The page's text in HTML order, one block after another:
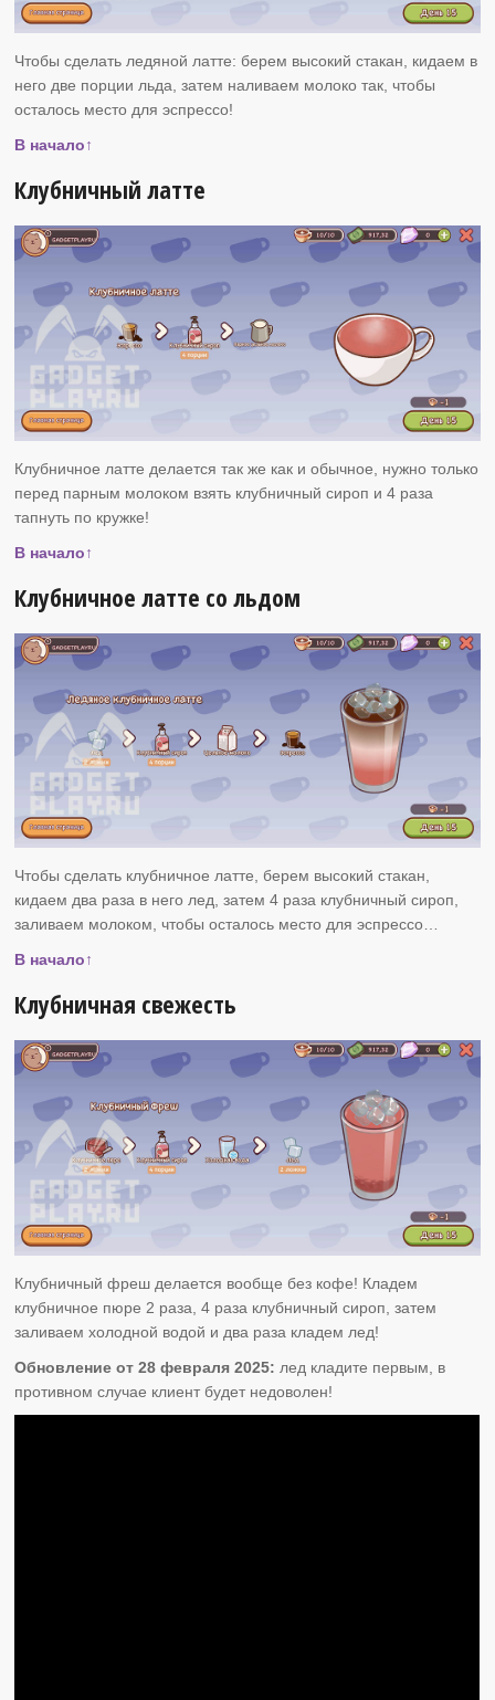
Чтобы сделать ледяной латте: берем высокий стакан, кидаем в
него две порции льда, затем наливаем молоко так, чтобы
осталось место для эспрессо!
В начало↑
Клубничный латте
Клубничное латте делается так же как и обычное, нужно только
перед парным молоком взять клубничный сироп и 4 раза
тапнуть по кружке!
В начало↑
Клубничное латте со льдом
Чтобы сделать клубничное латте, берем высокий стакан,
кидаем два раза в него лед, затем 4 раза клубничный сироп,
заливаем молоком, чтобы осталось место для эспрессо…
В начало↑
Клубничная свежесть
Клубничный фреш делается вообще без кофе! Кладем
клубничное пюре 2 раза, 4 раза клубничный сироп, затем
заливаем холодной водой и два раза кладем лед!
Обновление от 28 февраля 2025: лед кладите первым, в
противном случае клиент будет недоволен!